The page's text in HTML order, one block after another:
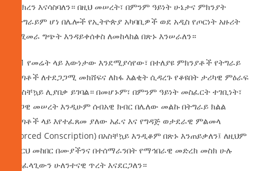
አበክረን እናሳስባለን። በዚህ መሠረት፣ በምንም ዓይነት ሁኔታና ምክንያት
በትግራይም ሆነ በሌሎች የኢትዮጵያ አካባቢዎች ወደ አዲስ የጦርነት አዙሪት
የሚመራ ግጭት እንዳይቀሰቀስ ለመከላከል በጽኑ እንሠራለን።
6.1 የመሬት ላይ እውነታው እንደሚያሳየው፣ በተለያዩ ምክንያቶች የትግራይ
ወጣቶች ለተደጋጋሚ መክሸፍና ለከፋ እልቂት ሲዳረጉ የቆዩበት ታሪካዊ ምዕራፍ
በአስቸኳይ ሊያበቃ ይገባል። በመሆኑም፣ በምንም ዓይነት መስፈርት ተገቢነት፣
ሕጋዊ መሠረት እንዲሁም ሰብአዊ ክብር በሌለው መልኩ በትግራይ ክልል
ወጣቶች ላይ እየተፈጸመ ያለው አፈና እና የግዳጅ ወታደራዊ ምልመላ
(Forced Conscription) በአስቸኳይ እንዲቆም በጽኑ እንጠይቃለን፤ ለዚህም
መርህ መከበር በሙያችንና በተሰማራንበት የማኅበራዊ መድረክ መስክ ሁሉ
አስፈላጊውን ሁለንተናዊ ጥረት እናደርጋለን።